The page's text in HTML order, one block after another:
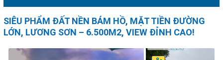
SIÊU PHẨM ĐẤT NỀN BÁM HỒ, MẶT TIỀN ĐƯỜNG
LỚN, LƯƠNG SƠN – 6.500M2, VIEW ĐỈNH CAO!